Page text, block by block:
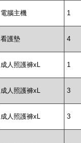
電腦主機 1
看護墊 4
成人照護褲xL 1
成人照護褲xL 3
成人照護褲xL 3